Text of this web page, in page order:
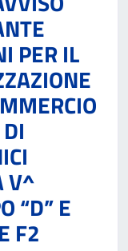
PER IL
V^
“D” E
F2